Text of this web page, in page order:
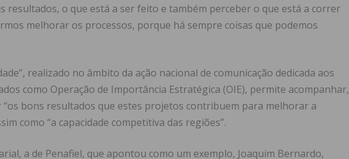
resultados, o que está a ser feito e também perceber o que está a correr
melhorar os processos, porque há sempre coisas que podemos
realizado no âmbito da ação nacional de comunicação dedicada aos
como Operação de Importância Estratégica (OIE), permite acompanhar,
“os bons resultados que estes projetos contribuem para melhorar a
como “a capacidade competitiva das regiões”.
a de Penafiel, que apontou como um exemplo, Joaquim Bernardo,